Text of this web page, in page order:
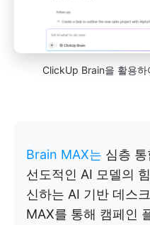
ClickUp Brain을 활용
Brain MAX는 심층
선도적인 AI 모델의
신하는 AI 기반 데스
MAX를 통해 캠페인